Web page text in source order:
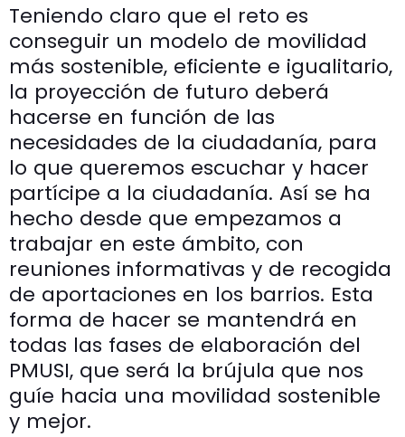
Teniendo claro que el reto es
conseguir un modelo de movilidad
más sostenible, eficiente e igualitario,
la proyección de futuro deberá
hacerse en función de las
necesidades de la ciudadanía, para
lo que queremos escuchar y hacer
partícipe a la ciudadanía. Así se ha
hecho desde que empezamos a
trabajar en este ámbito, con
reuniones informativas y de recogida
de aportaciones en los barrios. Esta
forma de hacer se mantendrá en
todas las fases de elaboración del
PMUSI, que será la brújula que nos
guíe hacia una movilidad sostenible
y mejor.